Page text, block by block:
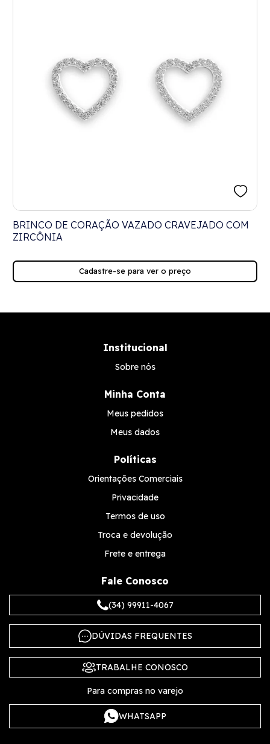
BRINCO DE CORAÇÃO VAZADO CRAVEJADO COM
ZIRCÔNIA
Cadastre-se para ver o preço
Institucional
Sobre nós
Minha Conta
Meus pedidos
Meus dados
Políticas
Orientações Comerciais
Privacidade
Termos de uso
Troca e devolução
Frete e entrega
Fale Conosco
(34) 99911-4067
DÚVIDAS FREQUENTES
TRABALHE CONOSCO
Para compras no varejo
WHATSAPP